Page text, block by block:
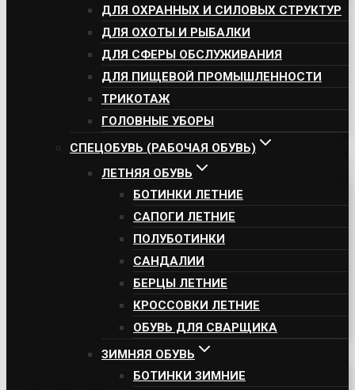
ДЛЯ ОХРАННЫХ И СИЛОВЫХ СТРУКТУР
ДЛЯ ОХОТЫ И РЫБАЛКИ
ДЛЯ СФЕРЫ ОБСЛУЖИВАНИЯ
ДЛЯ ПИЩЕВОЙ ПРОМЫШЛЕННОСТИ
ТРИКОТАЖ
ГОЛОВНЫЕ УБОРЫ
СПЕЦОБУВЬ (РАБОЧАЯ ОБУВЬ)
ЛЕТНЯЯ ОБУВЬ
БОТИНКИ ЛЕТНИЕ
САПОГИ ЛЕТНИЕ
ПОЛУБОТИНКИ
САНДАЛИИ
БЕРЦЫ ЛЕТНИЕ
КРОССОВКИ ЛЕТНИЕ
ОБУВЬ ДЛЯ СВАРЩИКА
ЗИМНЯЯ ОБУВЬ
БОТИНКИ ЗИМНИЕ